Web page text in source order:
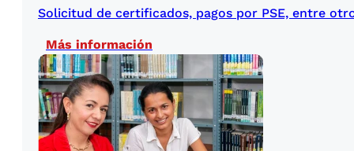
Solicitud de certificados, pagos por PSE, entre
Más información